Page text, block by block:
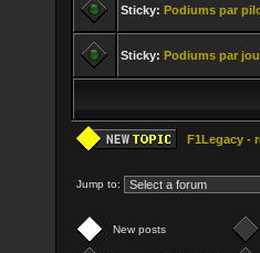
Sticky: Podiums par
Sticky: Podiums par
F1Legacy -
Jump to:
New posts